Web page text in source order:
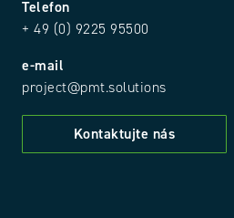
Telefon
+ 49 (0) 9225 95500
e-mail
project@pmt.solutions
Kontaktujte nás